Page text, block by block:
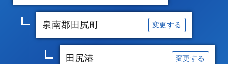
泉南郡田尻町 変更する
田尻港 変更する